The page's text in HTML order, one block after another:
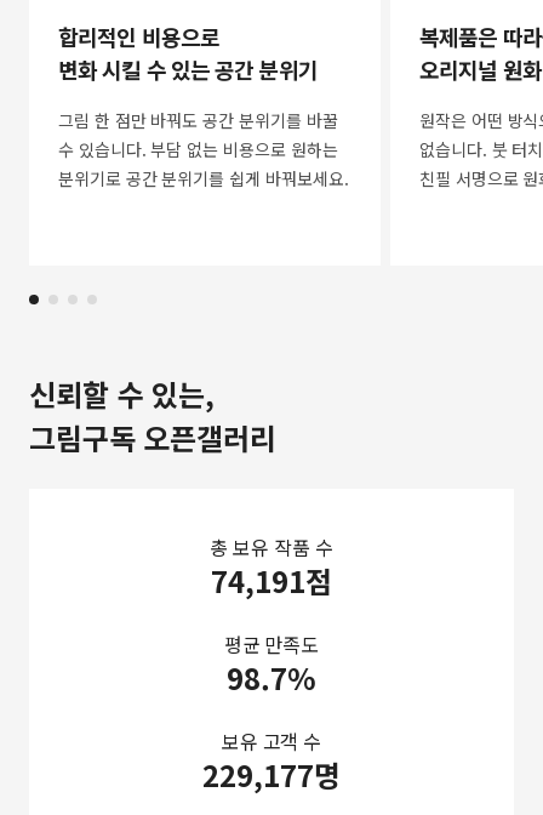
합리적인 비용으로
변화 시킬 수 있는 공간 분위기
그림 한 점만 바꿔도 공간 분위기를 바꿀
수 있습니다. 부담 없는 비용으로 원하는
분위기로 공간 분위기를 쉽게 바꿔보세요.
복제품은 따
오리지널 원
원작은 어떤 방
없습니다. 붓 터
친필 서명으로
신뢰할 수 있는,
그림구독 오픈갤러리
총 보유 작품 수
74,191점
평균 만족도
98.7%
보유 고객 수
229,177명